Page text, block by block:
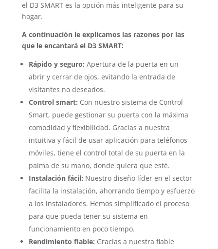
el D3 SMART es la opción más inteligente para su
hogar.
A continuación le explicamos las razones por las
que le encantará el D3 SMART:
Rápido y seguro: Apertura de la puerta en un
abrir y cerrar de ojos, evitando la entrada de
visitantes no deseados.
Control smart: Con nuestro sistema de Control
Smart, puede gestionar su puerta con la máxima
comodidad y flexibilidad. Gracias a nuestra
intuitiva y fácil de usar aplicación para teléfonos
móviles, tiene el control total de su puerta en la
palma de su mano, donde quiera que esté.
Instalación fácil: Nuestro diseño líder en el sector
facilita la instalación, ahorrando tiempo y esfuerzo
a los instaladores. Hemos simplificado el proceso
para que pueda tener su sistema en
funcionamiento en poco tiempo.
Rendimiento fiable: Gracias a nuestra fiable